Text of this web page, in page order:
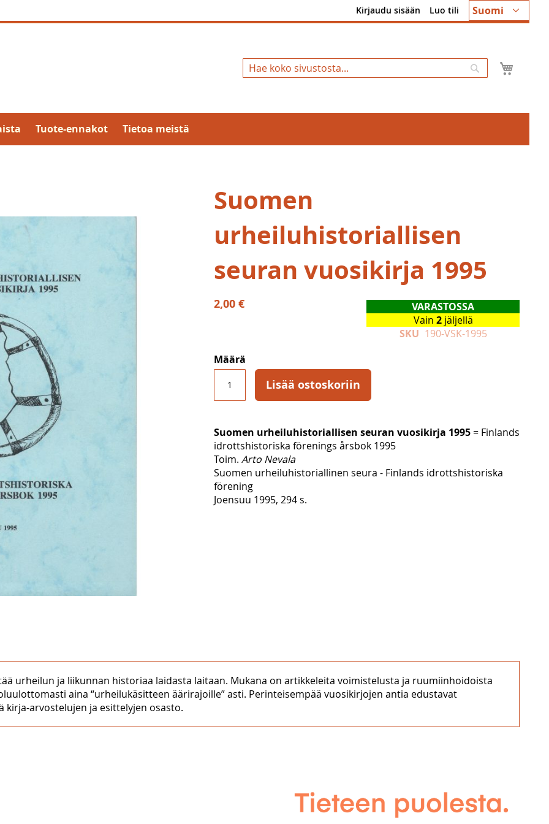
Kieli
Suomi
Kirjaudu sisään Luo tili
Hae
Tuote-ennakot Tietoa meistä
Suomen
urheiluhistoriallisen
seuran vuosikirja 1995
2,00 €
VARASTOSSA
Vain 2jäljellä
SKU 190-VSK-1995
Määrä
Lisää ostoskoriin
Suomen urheiluhistoriallisen seuran vuosikirja 1995= Finlands
idrottshistoriska förenings årsbok 1995
Toim. Arto Nevala
Suomen urheiluhistoriallinen seura - Finlands idrottshistoriska
förening
Joensuu 1995, 294 s.
urheilun ja liikunnan historiaa laidasta laitaan. Mukana on artikkeleita voimistelusta ja ruumiinhoidoista
aina “urheilukäsitteen äärirajoille” asti. Perinteisempää vuosikirjojen antia edustavat
kirja-arvostelujen ja esittelyjen osasto.